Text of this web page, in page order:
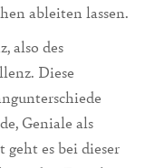
ableiten lassen.
also des
Diese
Geniale als
es bei dieser